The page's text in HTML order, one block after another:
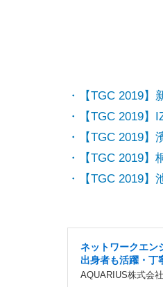
・【TGC 2019
・【TGC 2019
・【TGC 2019
・【TGC 2019
・【TGC 2019
ネットワークエン
出身者も活躍・丁
AQUARIUS株式会社